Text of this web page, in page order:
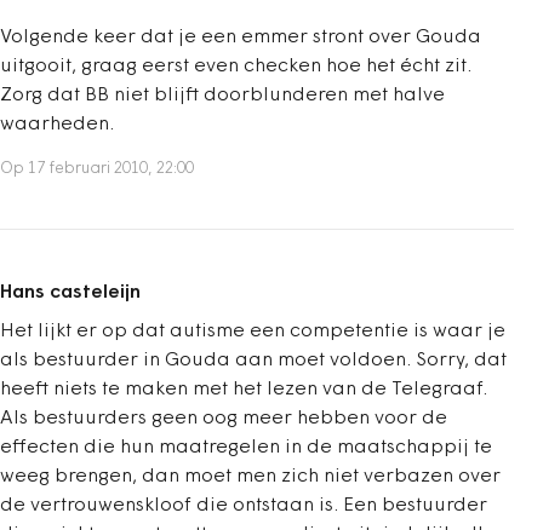
Volgende keer dat je een emmer stront over Gouda
uitgooit, graag eerst even checken hoe het écht zit.
Zorg dat BB niet blijft doorblunderen met halve
waarheden.
Op 17 februari 2010, 22:00
Hans casteleijn
Het lijkt er op dat autisme een competentie is waar je
als bestuurder in Gouda aan moet voldoen. Sorry, dat
heeft niets te maken met het lezen van de Telegraaf.
Als bestuurders geen oog meer hebben voor de
effecten die hun maatregelen in de maatschappij te
weeg brengen, dan moet men zich niet verbazen over
de vertrouwenskloof die ontstaan is. Een bestuurder